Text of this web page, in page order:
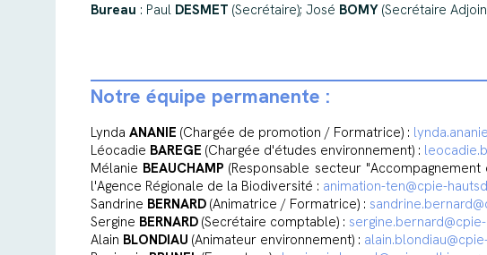
Bureau : Paul DESMET (Secrétaire); José BOMY (Secrétaire
Notre équipe permanente :
LyndaANANIE (Chargée de promotion / Formatrice) :
Léocadie BAREGE (Chargée d'études environnement) :
Mélanie BEAUCHAMP (Responsable secteur
l'Agence Régionale de la Biodiversité : animation-ten@cpie-
Sandrine BERNARD (Animatrice / Formatrice) :
Sergine BERNARD (Secrétaire comptable) :
Alain BLONDIAU (Animateur environnement) :